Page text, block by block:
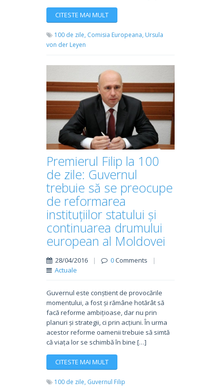
CITESTE MAI MULT
100 de zile, Comisia Europeana, Ursula
von der Leyen
Premierul Filip la 100
de zile: Guvernul
trebuie să se preocupe
de reformarea
instituțiilor statului și
continuarea drumului
european al Moldovei
28/04/2016 | 0Comments
|
Actuale
Guvernul este conștient de provocările
momentului, a fost și rămâne hotărât să
facă reforme ambițioase, dar nu prin
planuri și strategii, ci prin acțiuni. În urma
acestor reforme oamenii trebuie să simtă
că viața lor se schimbă în bine […]
CITESTE MAI MULT
100 de zile, Guvernul Filip